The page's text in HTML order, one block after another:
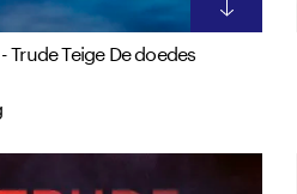
Trude Teige De doedes